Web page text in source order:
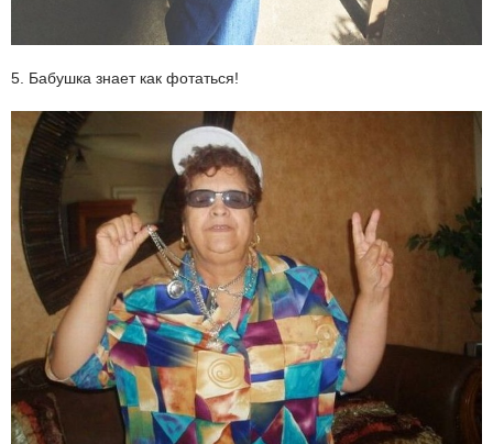
5. Бабушка знает как фотаться!